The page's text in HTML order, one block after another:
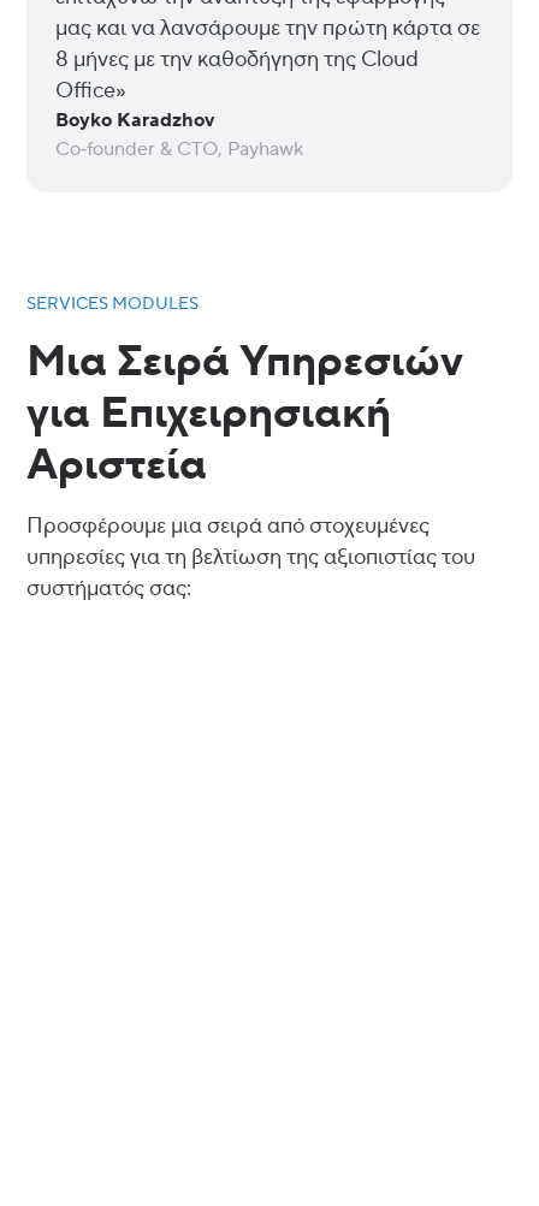
μας και να λανσάρουμε την πρώτη κάρτα σε
8 μήνες με την καθοδήγηση της Cloud
Office»
Boyko Karadzhov
Co‑founder & CTO, Payhawk
SERVICES MODULES
Μια Σειρά Υπηρεσιών
για Επιχειρησιακή
Αριστεία
Προσφέρουμε μια σειρά από στοχευμένες
υπηρεσίες για τη βελτίωση της αξιοπιστίας του
συστήματός σας: